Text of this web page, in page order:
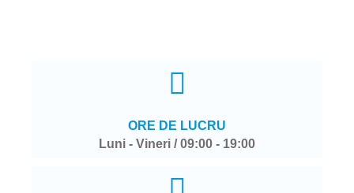
ORE DE LUCRU
Luni - Vineri / 09:00 - 19:00